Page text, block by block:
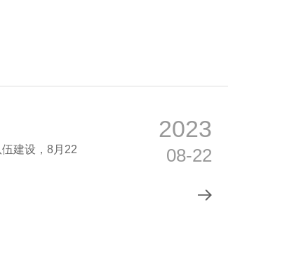
建设，8月22
2023
08-22